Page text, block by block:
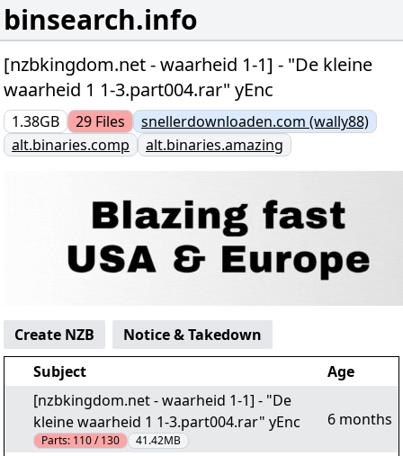
binsearch.info
[nzbkingdom.net - waarheid 1-1] - "De kleine
waarheid 1 1-3.part004.rar" yEnc
1.38GB 29 Files
snellerdownloaden.com (wally88)
alt.binaries.comp
alt.binaries.amazing
Create NZB
Notice & Takedown
Subject
Age
[nzbkingdom.net - waarheid 1-1] - "De
kleine waarheid 1 1-3.part004.rar" yEnc
Parts: 110 / 130 41.42MB
6 months